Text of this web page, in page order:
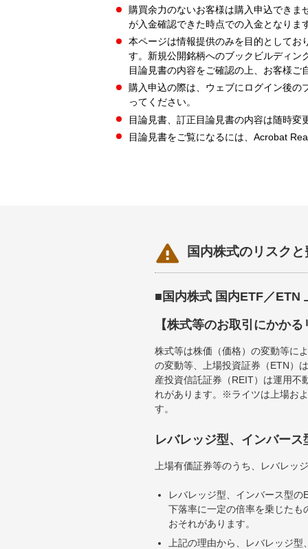
購買余力のないお客様は購入申込でき
が入金確認できた時点での入金となりま
本ページは情報提供のみを目的としてお
す。新規公開銘柄へのブックビルディン
目論見書の内容をご確認の上、お客様
購入申込の際は、ウェブにログイン後の
ってください。
目論見書、訂正目論見書の内容は随時変
目論見書をご覧になるには、Acrobat
 国内株式のリスク
■国内株式 国内ETF／ETN
【株式等のお取引にかか
株式等は株価（価格）の変動等に
の変動等、上場投資証券（ETN）
産投資信託証券（REIT）は運用不
れがあります。※ライツは上場お
す。
レバレッジ型、インバー
上場有価証券等のうち、レバレ
レバレッジ型、インバース型
下落率に一定の倍率を乗じた
おそれがあります。
上記の理由から、レバレッジ